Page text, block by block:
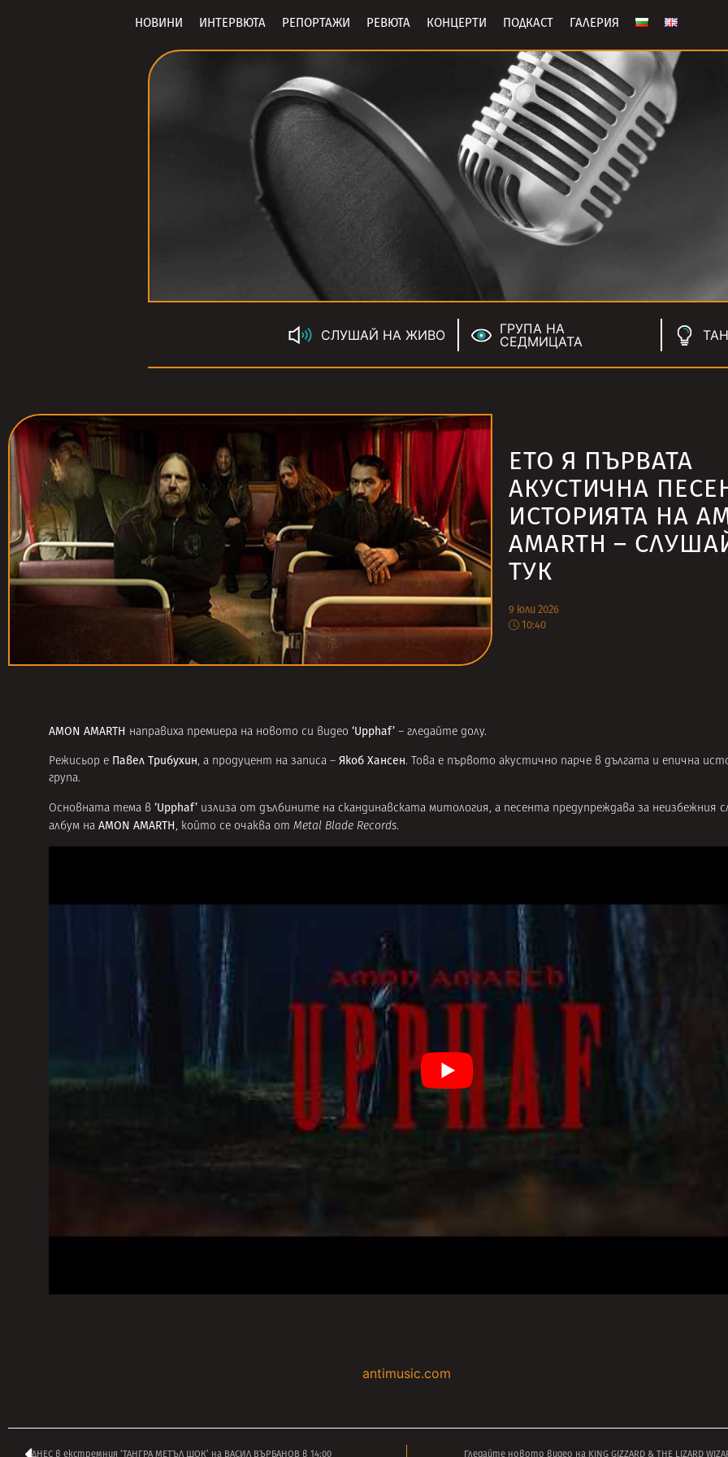
НОВИНИ ИНТЕРВЮТА РЕПОРТАЖИ РЕВЮТА КОНЦЕРТИ ПОДКАСТ ГАЛЕРИЯ
СЛУШАЙ НА ЖИВО
ГРУПА НА
СЕДМИЦАТА
ЕТО Я ПЪРВАТА
АКУСТИЧНА
ИСТОРИЯТА НА
AMARTH –
ТУК
9 юли 2026
10:40
AMON AMARTH направиха премиера на новото си видео ‘Upphaf’ – гледайте долу.
Режисьор е Павел Трибухин, а продуцент на записа – Якоб Хансен. Това е първото акустично парче в дългата и епична
група.
Основната тема в ‘Upphaf’ излиза от дълбините на скандинавската митология, а песента предупреждава за неизбежния
албум на AMON AMARTH, който се очаква от Metal Blade Records.
antimusic.com
ДНЕС в екстремния ‘ТАНГРА МЕТЪЛ ШОК’ на ВАСИЛ ВЪРБАНОВ в 14:00 Гледайте новото видео на KING GIZZARD & THE LIZARD